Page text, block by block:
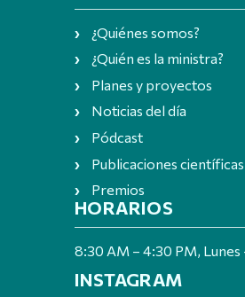
¿Quiénes somos?
¿Quién es la ministra?
Planes y proyectos
Noticias del día
Pódcast
Publicaciones científicas
Premios
HORARIOS
8:30 AM – 4:30 PM, Lunes
INSTAGRAM